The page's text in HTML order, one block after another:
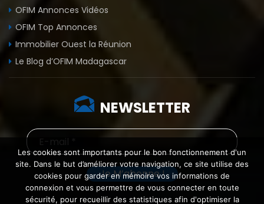
OFIM Annonces Vidéos
OFIM Top Annonces
Immobilier Ouest la Réunion
Le Blog d’OFIM Madagascar
NEWSLETTER
Les cookies sont importants pour le bon fonctionnement d'un
site. Dans le but d’améliorer votre navigation, ce site utilise des
cookies pour garder en mémoire vos informations de
connexion et vous permettre de vous connecter en toute
sécurité, pour recueillir des statistiques afin d'optimiser la